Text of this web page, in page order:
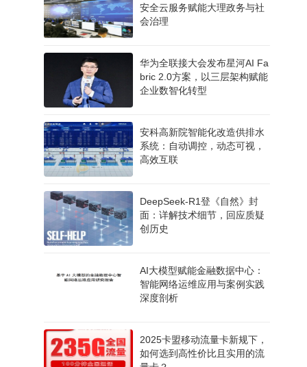
安全云服务赋能大理政务与社
会治理
华为全联接大会发布星河AI Fa
bric 2.0方案，以三层架构赋能
企业数智化转型
安科高新院智能化改造供排水
系统：自动调控，动态可视，
高效互联
DeepSeek-R1登《自然》封
面：详解技术细节，回应质疑
创历史
AI大模型赋能金融数据中心：
智能网络运维应用与案例实践
深度剖析
2025卡盟移动流量卡新规下，
如何选到高性价比且实用的流